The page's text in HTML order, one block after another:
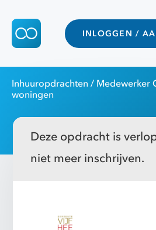
INLOGGEN /
Inhuuropdrachten / Medewerker
woningen
Deze opdracht is
niet meer inschrijven.